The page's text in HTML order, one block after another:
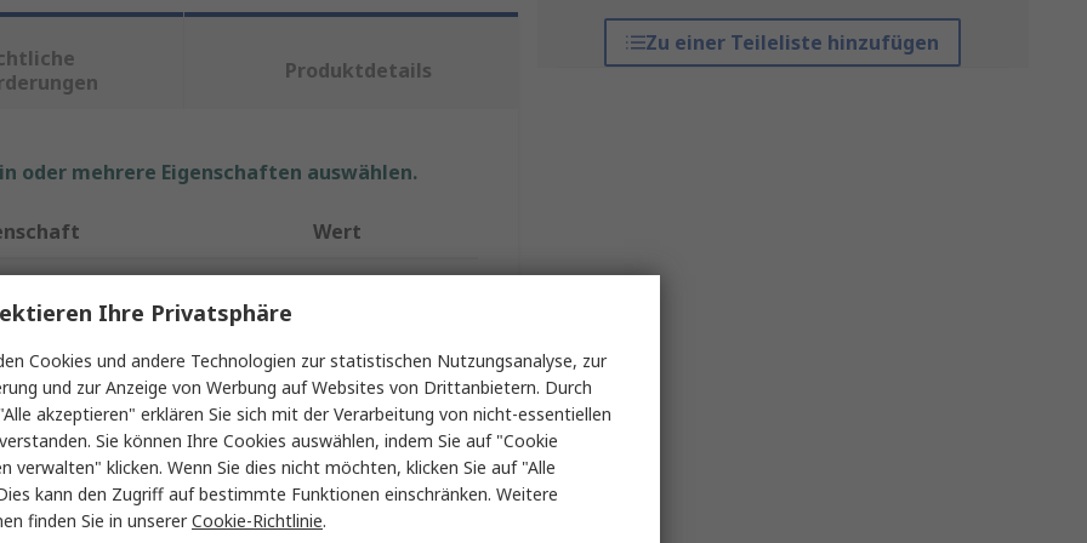
Zu einer Teileliste hinzufügen
Produktdetails
oder mehrere Eigenschaften auswählen.
Wert
Typ
Edelstahl
125mm
Gerade
Ja
Ihre Privatsphäre
Cookies und andere Technologien zur statistischen Nutzungsanalyse, zur
und zur Anzeige von Werbung auf Websites von Drittanbietern. Durch
akzeptieren" erklären Sie sich mit der Verarbeitung von nicht-essentiellen
Sie können Ihre Cookies auswählen, indem Sie auf "Cookie
verwalten" klicken. Wenn Sie dies nicht möchten, klicken Sie auf "Alle
kann den Zugriff auf bestimmte Funktionen einschränken. Weitere
finden Sie in unsererCookie-Richtlinie.